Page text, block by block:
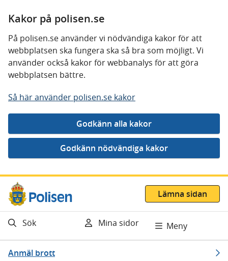
Kakor på polisen.se
På polisen.se använder vi nödvändiga kakor för att
webbplatsen ska fungera ska så bra som möjligt. Vi
använder också kakor för webbanalys för att göra
webbplatsen bättre.
Så här använder polisen.se kakor
Gå direkt till innehåll
Lämna sidan
Sök Mina sidor Meny
Anmäl brott